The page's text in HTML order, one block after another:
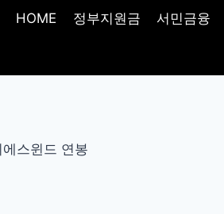
HOME 정부지원금 서민금융